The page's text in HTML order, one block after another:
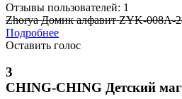
Отзывы пользователей: 1
Zhorya Домик алфавит ZYK-008A-
Подробнее
Оставить голос
3
CHING-CHING Детский